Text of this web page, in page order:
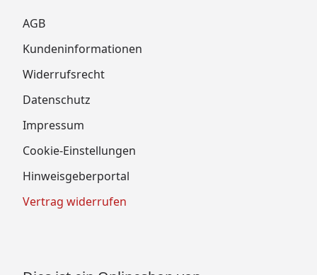
AGB
Kundeninformationen
Widerrufsrecht
Datenschutz
Impressum
Cookie-Einstellungen
Hinweisgeberportal
Vertrag widerrufen